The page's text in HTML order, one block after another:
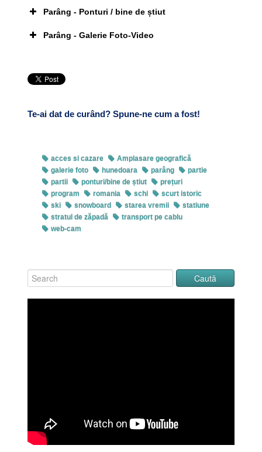
www.ViewWeather.com – World weather forecast
Tarife pentru sezonul 2011-2012:
Parâng - Ponturi / bine de știut
Parâng - Galerie Foto-Video
Te-ai dat de curând? Spune-ne cum a fost!
acces si cazare
Amplasare geografică
galerie foto
hunedoara parâng
partie
partii
ponturi/bine de știut
prețuri
program
romania schi
scurt istoric
ski
snowboard starea vremii
statiune
stratul de zăpadă
transport pe cablu
web-cam